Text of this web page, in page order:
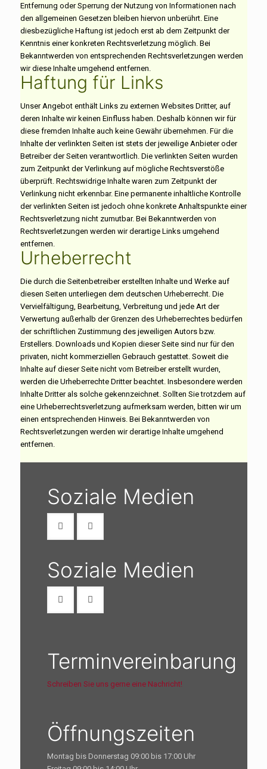
Entfernung oder Sperrung der Nutzung von Informationen nach
den allgemeinen Gesetzen bleiben hiervon unberührt. Eine
diesbezügliche Haftung ist jedoch erst ab dem Zeitpunkt der
Kenntnis einer konkreten Rechtsverletzung möglich. Bei
Bekanntwerden von entsprechenden Rechtsverletzungen werden
wir diese Inhalte umgehend entfernen.
Haftung für Links
Unser Angebot enthält Links zu externen Websites Dritter, auf
deren Inhalte wir keinen Einfluss haben. Deshalb können wir für
diese fremden Inhalte auch keine Gewähr übernehmen. Für die
Inhalte der verlinkten Seiten ist stets der jeweilige Anbieter oder
Betreiber der Seiten verantwortlich. Die verlinkten Seiten wurden
zum Zeitpunkt der Verlinkung auf mögliche Rechtsverstöße
überprüft. Rechtswidrige Inhalte waren zum Zeitpunkt der
Verlinkung nicht erkennbar. Eine permanente inhaltliche Kontrolle
der verlinkten Seiten ist jedoch ohne konkrete Anhaltspunkte einer
Rechtsverletzung nicht zumutbar. Bei Bekanntwerden von
Rechtsverletzungen werden wir derartige Links umgehend
entfernen.
Urheberrecht
Die durch die Seitenbetreiber erstellten Inhalte und Werke auf
diesen Seiten unterliegen dem deutschen Urheberrecht. Die
Vervielfältigung, Bearbeitung, Verbreitung und jede Art der
Verwertung außerhalb der Grenzen des Urheberrechtes bedürfen
der schriftlichen Zustimmung des jeweiligen Autors bzw.
Erstellers. Downloads und Kopien dieser Seite sind nur für den
privaten, nicht kommerziellen Gebrauch gestattet. Soweit die
Inhalte auf dieser Seite nicht vom Betreiber erstellt wurden,
werden die Urheberrechte Dritter beachtet. Insbesondere werden
Inhalte Dritter als solche gekennzeichnet. Sollten Sie trotzdem auf
eine Urheberrechtsverletzung aufmerksam werden, bitten wir um
einen entsprechenden Hinweis. Bei Bekanntwerden von
Rechtsverletzungen werden wir derartige Inhalte umgehend
entfernen.
Soziale Medien
Soziale Medien
Terminvereinbarung
Schreiben Sie uns gerne eine Nachricht!
Öffnungszeiten
Montag bis Donnerstag 09:00 bis 17:00 Uhr